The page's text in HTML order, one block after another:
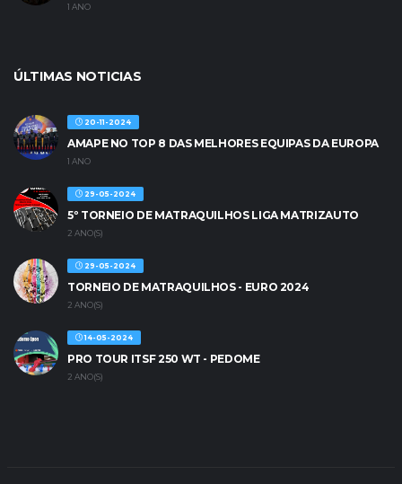
1 ANO
ÚLTIMAS NOTICIAS
20-11-2024
AMAPE NO TOP 8 DAS MELHORES EQUIPAS DA EUROPA
1 ANO
29-05-2024
5º TORNEIO DE MATRAQUILHOS LIGA MATRIZAUTO
2 ANO(S)
29-05-2024
TORNEIO DE MATRAQUILHOS - EURO 2024
2 ANO(S)
14-05-2024
PRO TOUR ITSF 250 WT - PEDOME
2 ANO(S)